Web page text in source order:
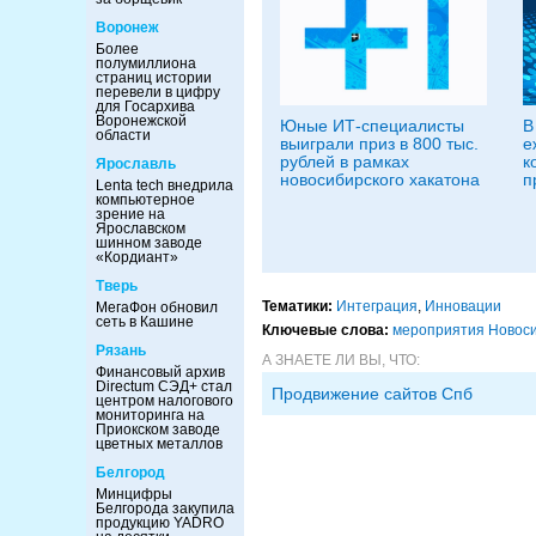
Воронеж
Более
полумиллиона
страниц истории
перевели в цифру
для Госархива
Воронежской
области
Ярославль
Lenta tech внедрила
компьютерное
зрение на
Ярославском
шинном заводе
«Кордиант»
Тверь
МегаФон обновил
сеть в Кашине
Рязань
Финансовый архив
Directum СЭД+ стал
центром налогового
мониторинга на
Приокском заводе
цветных металлов
Белгород
Минцифры
Белгорода закупила
продукцию YADRO
Юные ИТ-специалисты
выиграли приз в 800 тыс.
рублей в рамках
новосибирского хакатона
Тематики: Интеграция, Инновации
Ключевые слова: мероприятия
А ЗНАЕТЕ ЛИ ВЫ, ЧТО:
Продвижение сайтов Спб